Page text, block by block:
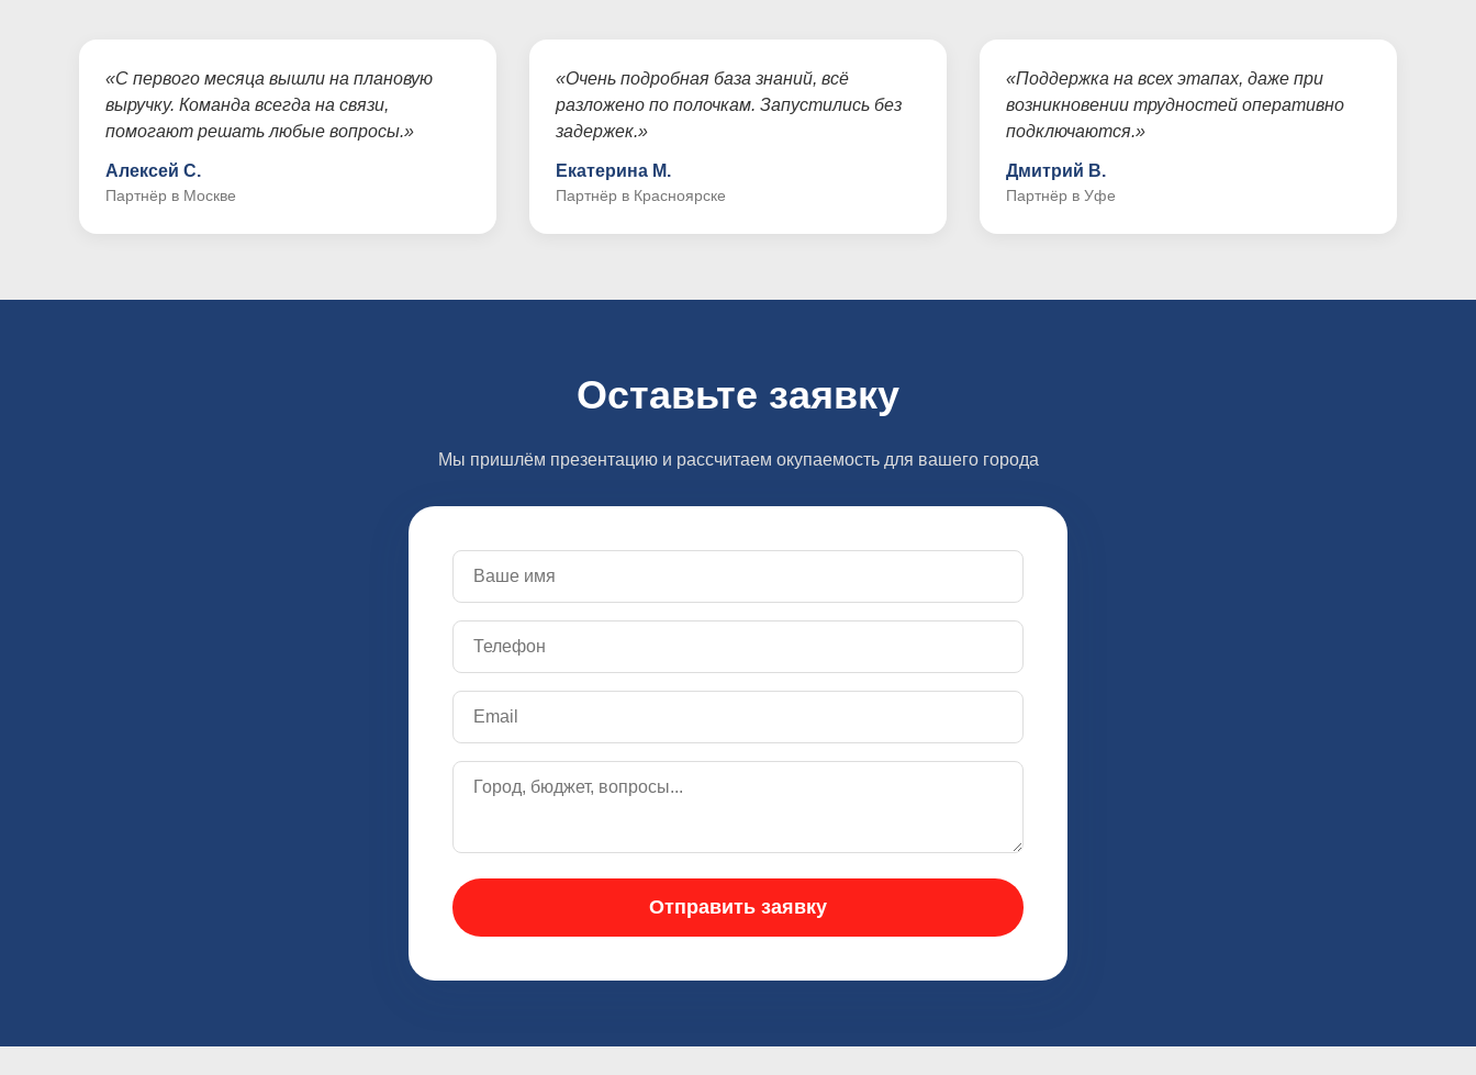
«С первого месяца вышли на плановую
выручку. Команда всегда на связи,
помогают решать любые вопросы.»
Алексей С.
Партнёр в Москве
«Очень подробная база знаний, всё
разложено по полочкам. Запустились без
задержек.»
Екатерина М.
Партнёр в Красноярске
«Поддержка на всех этапах, даже при
возникновении трудностей оперативно
подключаются.»
Дмитрий В.
Партнёр в Уфе
Оставьте заявку
Мы пришлём презентацию и рассчитаем окупаемость для вашего города
Отправить заявку